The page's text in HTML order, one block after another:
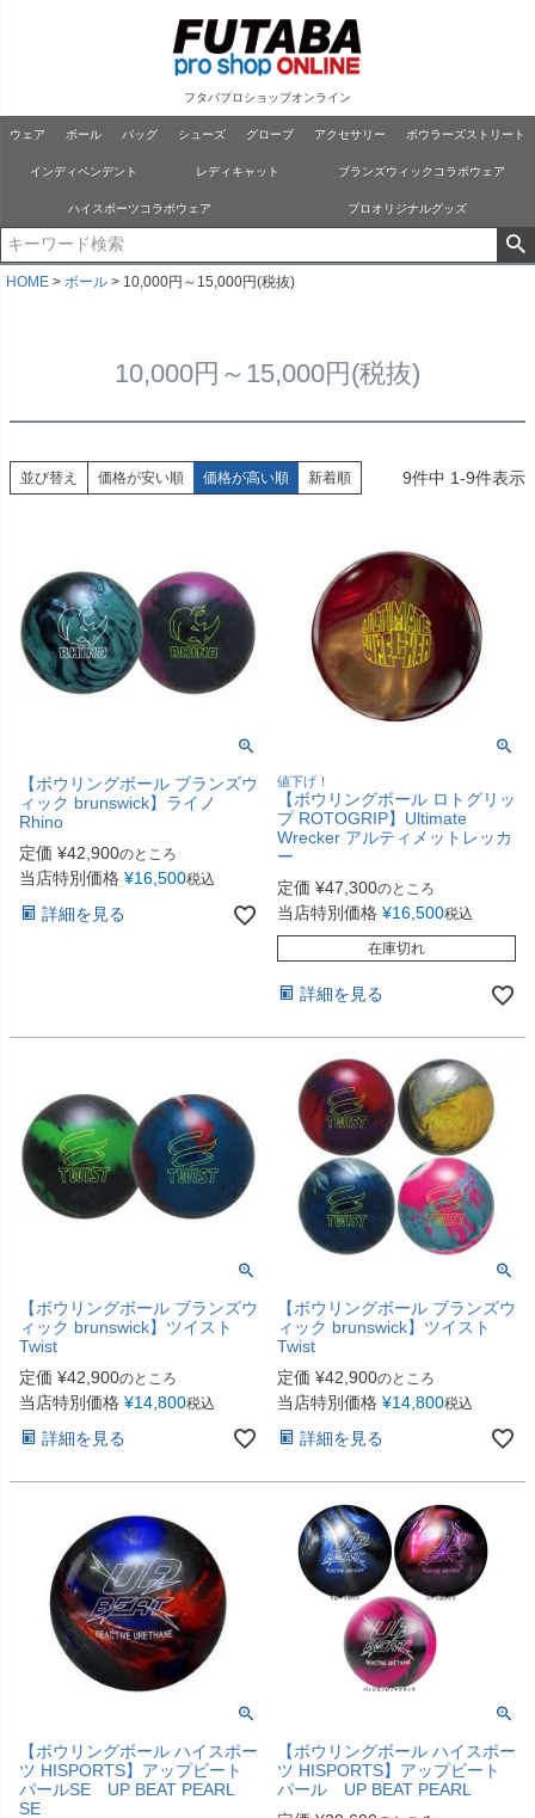
フタバプロショップオンライン
ウェア ボール バッグ シューズ グローブ アクセサリー ボウラーズストリート
インディペンデント レディキャット ブランズウィックコラボウェア
ハイスポーツコラボウェア プロオリジナルグッズ
HOME ボール 10,000円～15,000円(税抜)
10,000円～15,000円(税抜)
並び替え 価格が安い順 価格が高い順 新着順 9件中 1-9件表示
【ボウリングボール ブランズウ
ィック brunswick】ライノ
Rhino
定価 ¥42,900のところ
当店特別価格 ¥16,500税込
詳細を見る
値下げ！
【ボウリングボール ロトグリッ
プ ROTOGRIP】Ultimate
Wrecker アルティメットレッカ
ー
定価 ¥47,300のところ
当店特別価格 ¥16,500税込
在庫切れ
詳細を見る
【ボウリングボール ブランズウ
ィック brunswick】ツイスト
Twist
定価 ¥42,900のところ
当店特別価格 ¥14,800税込
詳細を見る
【ボウリングボール ブランズウ
ィック brunswick】ツイスト
Twist
定価 ¥42,900のところ
当店特別価格 ¥14,800税込
詳細を見る
【ボウリングボール ハイスポー
ツ HISPORTS】アップビート
パールSE UP BEAT PEARL
SE
【ボウリングボール ハイスポー
ツ HISPORTS】アップビート
パール UP BEAT PEARL